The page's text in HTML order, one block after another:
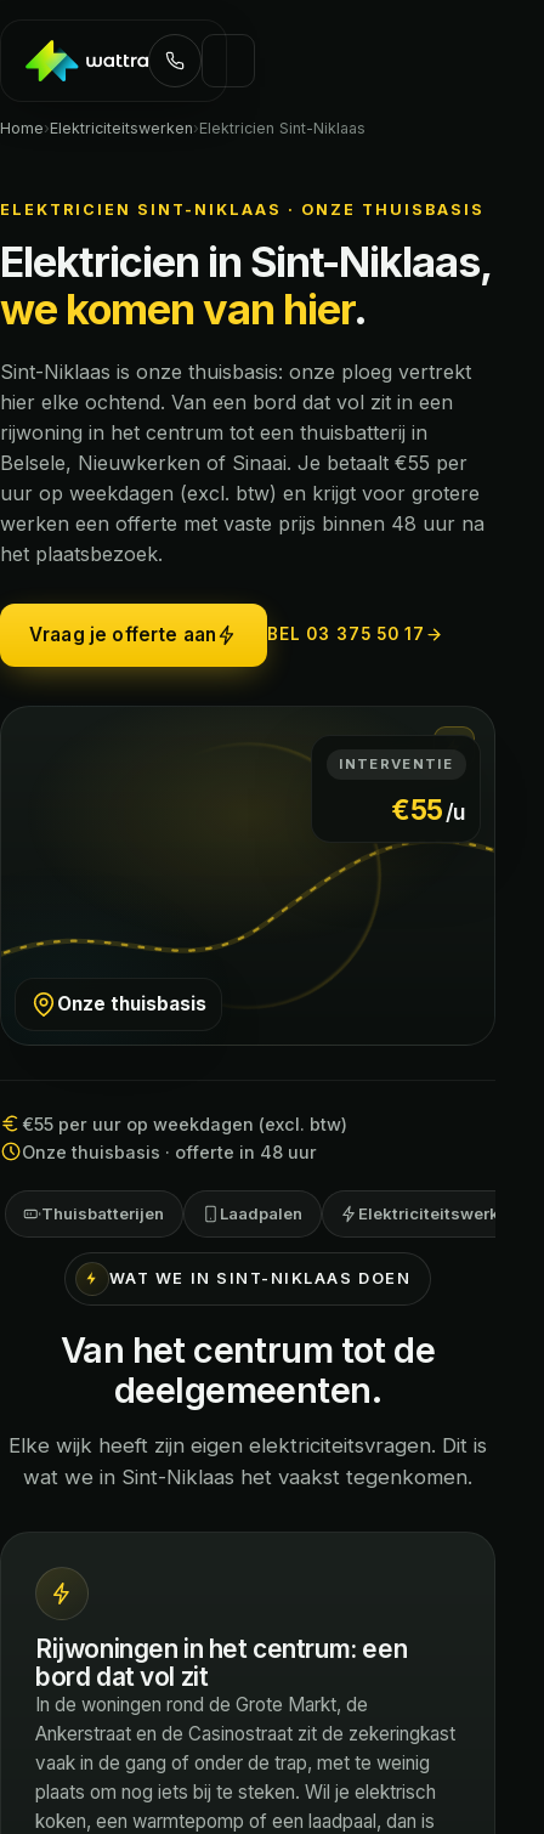
Home›Elektriciteitswerken›Elektricien Sint-Niklaas
ELEKTRICIEN SINT-NIKLAAS · ONZE THUISBASIS
Elektricien in Sint-Niklaas,
we komen van hier.
Sint-Niklaas is onze thuisbasis: onze ploeg vertrekt
hier elke ochtend. Van een bord dat vol zit in een
rijwoning in het centrum tot een thuisbatterij in
Belsele, Nieuwkerken of Sinaai. Je betaalt €55 per
uur op weekdagen (excl. btw) en krijgt voor grotere
werken een offerte met vaste prijs binnen 48 uur na
het plaatsbezoek.
Vraag je offerte aan BEL 03 375 50 17
INTERVENTIE
€55/u
Onze thuisbasis
€55 per uur op weekdagen (excl. btw)
Onze thuisbasis · offerte in 48 uur
Thuisbatterijen Laadpalen Elektriciteitswerken
WAT WE IN SINT-NIKLAAS DOEN
Van het centrum tot de
deelgemeenten.
Elke wijk heeft zijn eigen elektriciteitsvragen. Dit is
wat we in Sint-Niklaas het vaakst tegenkomen.
Rijwoningen in het centrum: een
bord dat vol zit
In de woningen rond de Grote Markt, de
Ankerstraat en de Casinostraat zit de zekeringkast
vaak in de gang of onder de trap, met te weinig
plaats om nog iets bij te steken. Wil je elektrisch
koken, een warmtepomp of een laadpaal, dan is